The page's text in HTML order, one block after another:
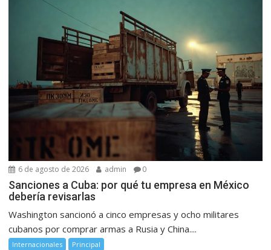
6 de agosto de 2026 admin 0
Sanciones a Cuba: por qué tu empresa en México
debería revisarlas
Washington sancionó a cinco empresas y ocho militares
cubanos por comprar armas a Rusia y China....
Internacionales Principal